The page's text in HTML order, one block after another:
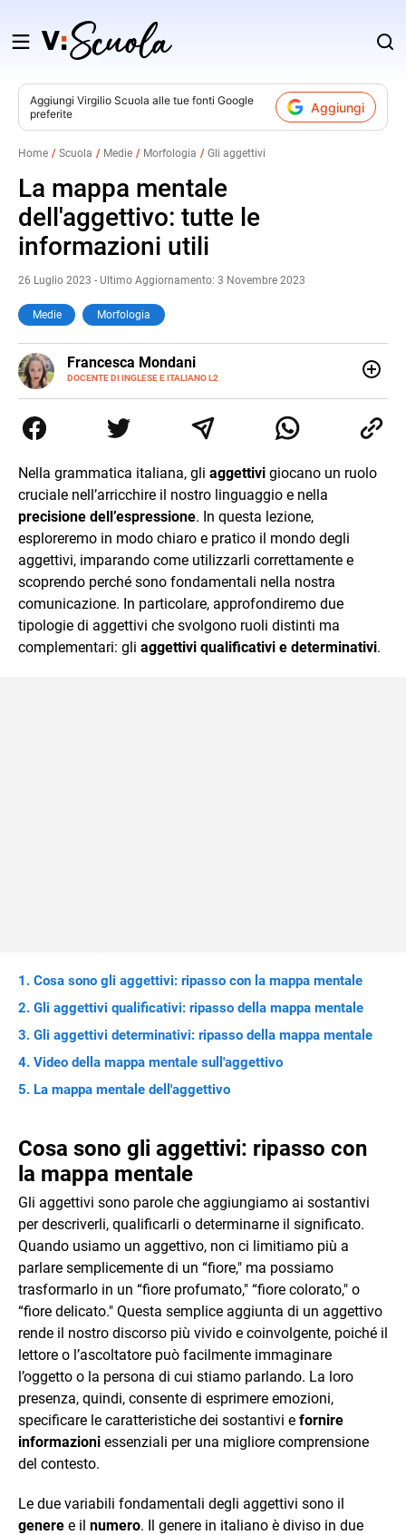
Salta
contenuto
Aggiungi Virgilio Scuola alle tue fonti Google
preferite
Aggiungi
Home Scuola Medie Morfologia Gli aggettivi
La mappa mentale
dell'aggettivo: tutte le
informazioni utili
26 Luglio 2023 - Ultimo Aggiornamento: 3 Novembre 2023
Medie Morfologia
Francesca Mondani
DOCENTE DI INGLESE E ITALIANO L2
LINKEDIN
INSTAGRAM
secondaria di secondo grado. Mi occupo inoltre di
traduzioni, SEO Onsite e contenuti per il web. Amo i saggi
della sintesi.
Nella grammatica italiana, gli aggettivi giocano un ruolo
cruciale nell’arricchire il nostro linguaggio e nella
precisione dell’espressione. In questa lezione,
esploreremo in modo chiaro e pratico il mondo degli
aggettivi, imparando come utilizzarli correttamente e
scoprendo perché sono fondamentali nella nostra
comunicazione. In particolare, approfondiremo due
tipologie di aggettivi che svolgono ruoli distinti ma
complementari: gli aggettivi qualificativi e determinativi.
Cosa sono gli aggettivi: ripasso con la mappa mentale
Gli aggettivi qualificativi: ripasso della mappa mentale
Gli aggettivi determinativi: ripasso della mappa mentale
Video della mappa mentale sull'aggettivo
La mappa mentale dell'aggettivo
Cosa sono gli aggettivi: ripasso con
la mappa mentale
Gli aggettivi sono parole che aggiungiamo ai sostantivi
per descriverli, qualificarli o determinarne il significato.
Quando usiamo un aggettivo, non ci limitiamo più a
parlare semplicemente di un “fiore," ma possiamo
trasformarlo in un “fiore profumato," “fiore colorato," o
“fiore delicato." Questa semplice aggiunta di un aggettivo
rende il nostro discorso più vivido e coinvolgente, poiché il
lettore o l’ascoltatore può facilmente immaginare
l’oggetto o la persona di cui stiamo parlando. La loro
presenza, quindi, consente di esprimere emozioni,
specificare le caratteristiche dei sostantivi e fornire
informazioni essenziali per una migliore comprensione
del contesto.
Le due variabili fondamentali degli aggettivi sono il
genere e il numero. Il genere in italiano è diviso in due